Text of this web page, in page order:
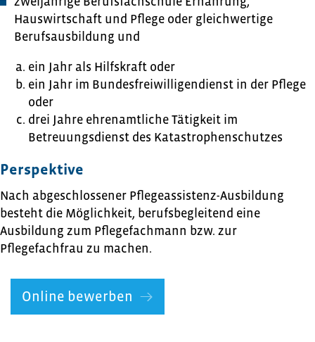
Hauswirtschaft und Pflege oder gleichwertige
Berufsausbildung und
ein Jahr als Hilfskraft oder
ein Jahr im Bundesfreiwilligendienst in der Pflege
oder
drei Jahre ehrenamtliche Tätigkeit im
Betreuungsdienst des Katastrophenschutzes
Perspektive
Nach abgeschlossener Pflegeassistenz-Ausbildung
besteht die Möglichkeit, berufsbegleitend eine
Ausbildung zum Pflegefachmann bzw. zur
Pflegefachfrau zu machen.
Online bewerben